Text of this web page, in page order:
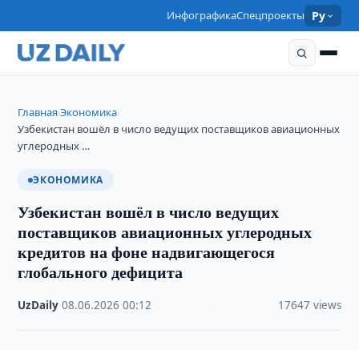
ИнфографикаСпецпроекты Ру
Главная›Экономика›
Узбекистан вошёл в число ведущих поставщиков авиационных
углеродных …
ЭКОНОМИКА
Узбекистан вошёл в число ведущих
поставщиков авиационных углеродных
кредитов на фоне надвигающегося
глобального дефицита
UzDaily ·08.06.2026 ·00:12 17647 views